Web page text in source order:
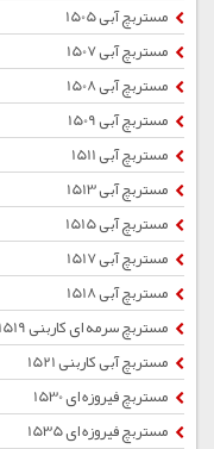
مستربچ آبی 1505
مستربچ آبی 1507
مستربچ آبی 1508
مستربچ آبی 1509
مستربچ آبی 1511
مستربچ آبی 1513
مستربچ آبی 1515
مستربچ آبی 1517
مستربچ آبی 1518
مستربچ سرمه ای کاربنی 1519
مستربچ آبی کاربنی 1521
مستربچ فیروزه ای 1530
مستربچ فیروزه ای 1535